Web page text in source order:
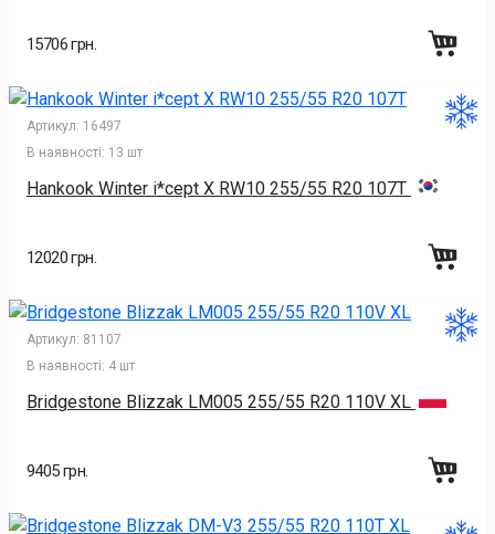
15706 грн.
Артикул: 16497
В наявності: 13 шт
Hankook Winter i*cept X RW10 255/55 R20 107T
12020 грн.
Артикул: 81107
В наявності: 4 шт
Bridgestone Blizzak LM005 255/55 R20 110V XL
9405 грн.